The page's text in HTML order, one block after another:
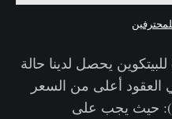
يحصل لدينا حالة
العقود أعلى من السعر
حيث يجب على